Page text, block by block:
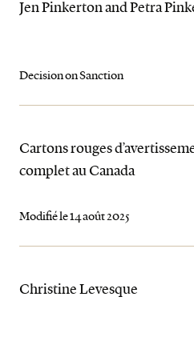
Jen Pinkerton and Petra
Decision on Sanction
Cartons rouges
complet au Canada
Modifié le 14 août 2025
Christine Levesque